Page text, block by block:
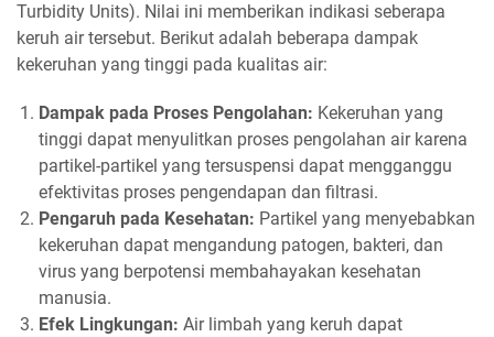
Turbidity Units). Nilai ini memberikan indikasi seberapa
keruh air tersebut. Berikut adalah beberapa dampak
kekeruhan yang tinggi pada kualitas air:
Dampak pada Proses Pengolahan: Kekeruhan yang
tinggi dapat menyulitkan proses pengolahan air karena
partikel-partikel yang tersuspensi dapat mengganggu
efektivitas proses pengendapan dan filtrasi.
Pengaruh pada Kesehatan: Partikel yang menyebabkan
kekeruhan dapat mengandung patogen, bakteri, dan
virus yang berpotensi membahayakan kesehatan
manusia.
Efek Lingkungan: Air limbah yang keruh dapat